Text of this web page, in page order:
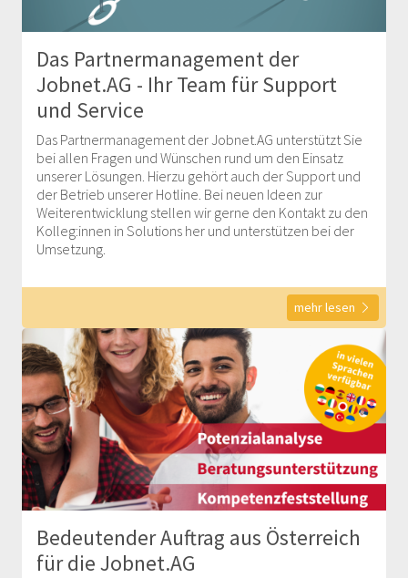
Das Partnermanagement der
Jobnet.AG - Ihr Team für Support
und Service
Das Partnermanagement der Jobnet.AG unterstützt Sie
bei allen Fragen und Wünschen rund um den Einsatz
unserer Lösungen. Hierzu gehört auch der Support und
der Betrieb unserer Hotline. Bei neuen Ideen zur
Weiterentwicklung stellen wir gerne den Kontakt zu den
Kolleg:innen in Solutions her und unterstützen bei der
Umsetzung.
mehr lesen
Bedeutender Auftrag aus Österreich
für die Jobnet.AG